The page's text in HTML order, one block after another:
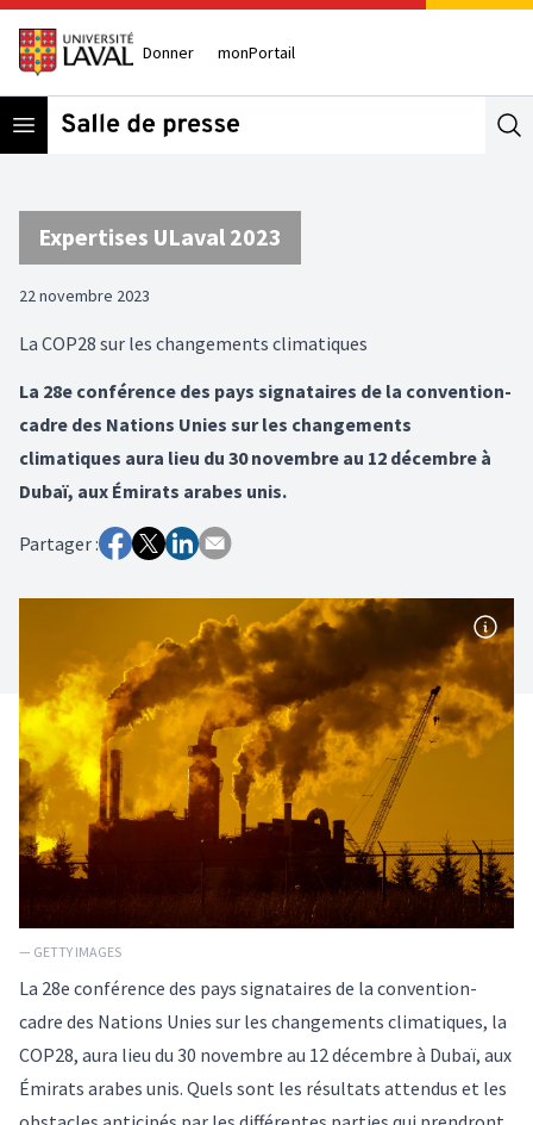
Donner monPortail
Open menu
Expertises ULaval 2023
22 novembre 2023
La COP28 sur les changements climatiques
La 28e conférence des pays signataires de la convention-
cadre des Nations Unies sur les changements
climatiques aura lieu du 30 novembre au 12 décembre à
Dubaï, aux Émirats arabes unis.
Partager :
— GETTY IMAGES
La 28e conférence des pays signataires de la convention-
cadre des Nations Unies sur les changements climatiques, la
COP28, aura lieu du 30 novembre au 12 décembre à Dubaï, aux
Émirats arabes unis. Quels sont les résultats attendus et les